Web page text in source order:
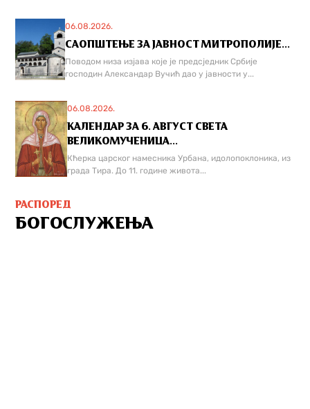
06.08.2026.
САОПШТЕЊЕ ЗА ЈАВНОСТ МИТРОПОЛИЈЕ...
Поводом низа изјава које је предсједник Србије
господин Александар Вучић дао у јавности у...
06.08.2026.
КАЛЕНДАР ЗА 6. АВГУСТ СВЕТА
ВЕЛИКОМУЧЕНИЦА...
Кћерка царског намесника Урбана, идолопоклоника, из
града Тира. До 11. године живота...
РАСПОРЕД
БОГОСЛУЖЕЊА